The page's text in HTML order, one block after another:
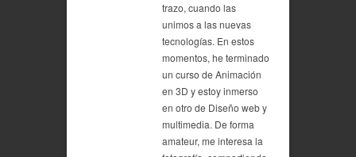
trazo, cuando las
unimos a las nuevas
tecnologías. En estos
momentos, he terminado
un curso de Animación
en 3D y estoy inmerso
en otro de Diseño web y
multimedia. De forma
amateur, me interesa la